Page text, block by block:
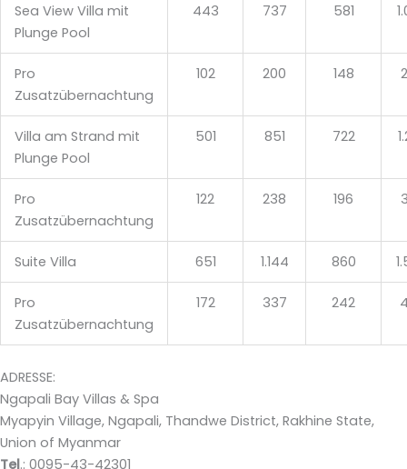
Sea View Villa mit
Plunge Pool
443 737 581
Pro
Zusatzübernachtung
102 200 148
Villa am Strand mit
Plunge Pool
501 851 722
Pro
Zusatzübernachtung
122 238 196
Suite Villa 651 1.144 860
Pro
Zusatzübernachtung
172 337 242
ADRESSE:
Ngapali Bay Villas & Spa
Myapyin Village, Ngapali, Thandwe District, Rakhine State,
Union of Myanmar
Tel.: 0095-43-42301